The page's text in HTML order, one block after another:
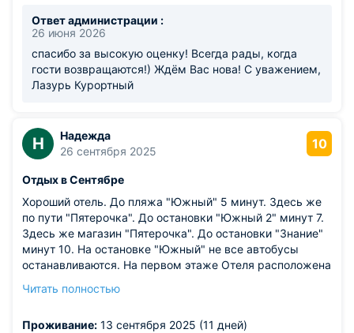
Ответ администрации :
26 июня 2026
спасибо за высокую оценку! Всегда рады, когда
гости возвращаются!) Ждём Вас нова! С уважением,
Лазурь Курортный
Н
Надежда
26 сентября 2025
10
Отдых в Сентябре
Хороший отель. До пляжа "Южный" 5 минут. Здесь же
по пути "Пятерочка". До остановки "Южный 2" минут 7.
Здесь же магазин "Пятерочка". До остановки "Знание"
минут 10. На остановке "Южный" не все автобусы
останавливаются. На первом этаже Отеля расположена
номере есть все: чайник, чашки, ложки, нож,
Ванной комнате: жидкое мыло, туалетная бумага. Два
Читать полностью
Проживание: 13 сентября 2025 (11 дней)